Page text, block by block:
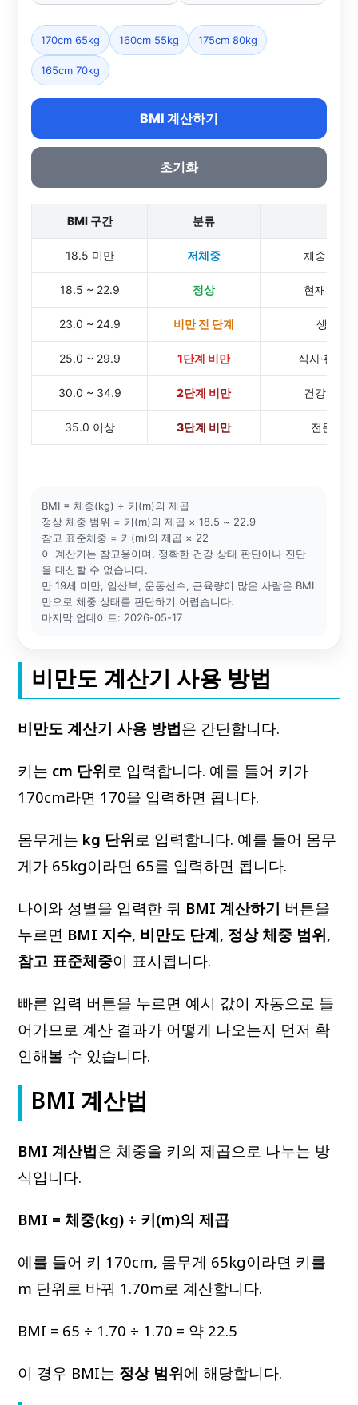
170cm 65kg 160cm 55kg 175cm 80kg
165cm 70kg
BMI 계산하기
초기화
BMI 구간 분류
18.5 미만 저체중 체중 부족
18.5 ~ 22.9 정상 현재 체중
23.0 ~ 24.9 비만 전 단계 생활 습
25.0 ~ 29.9 1단계 비만 식사·활동
30.0 ~ 34.9 2단계 비만 건강 상태
35.0 이상 3단계 비만 전문가
BMI = 체중(kg) ÷ 키(m)의 제곱
정상 체중 범위 = 키(m)의 제곱 × 18.5 ~ 22.9
참고 표준체중 = 키(m)의 제곱 × 22
이 계산기는 참고용이며, 정확한 건강 상태 판단이나 진단
을 대신할 수 없습니다.
만 19세 미만, 임산부, 운동선수, 근육량이 많은 사람은 BMI
만으로 체중 상태를 판단하기 어렵습니다.
마지막 업데이트: 2026-05-17
비만도 계산기 사용 방법
비만도 계산기 사용 방법은 간단합니다.
키는 cm 단위 로 입력합니다. 예를 들어 키가
170cm라면 170을 입력하면 됩니다.
몸무게는 kg 단위 로 입력합니다. 예를 들어 몸무
게가 65kg이라면 65를 입력하면 됩니다.
나이와 성별을 입력한 뒤 BMI 계산하기 버튼을
누르면 BMI 지수, 비만도 단계, 정상 체중 범위,
참고 표준체중이 표시됩니다.
빠른 입력 버튼을 누르면 예시 값이 자동으로 들
어가므로 계산 결과가 어떻게 나오는지 먼저 확
인해볼 수 있습니다.
BMI 계산법
BMI 계산법은 체중을 키의 제곱으로 나누는 방
식입니다.
BMI = 체중(kg) ÷ 키(m)의 제곱
예를 들어 키 170cm, 몸무게 65kg이라면 키를
m 단위로 바꿔 1.70m로 계산합니다.
BMI = 65 ÷ 1.70 ÷ 1.70 = 약 22.5
이 경우 BMI는 정상 범위에 해당합니다.